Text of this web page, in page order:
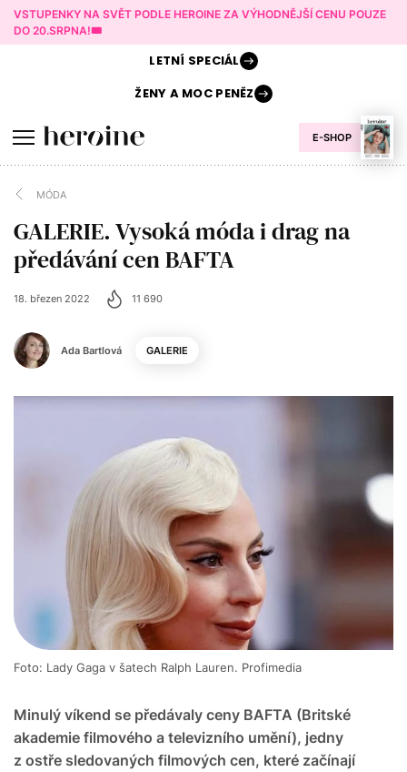
VSTUPENKY NA SVĚT PODLE HEROINE ZA VÝHODNĚJŠÍ CENU POUZE
DO 20.SRPNA!🎟️
E-SHOP
LETNÍ SPECIÁL
ŽENY AMOC PENĚZ
MÓDA
GALERIE. Vysoká móda i drag na
předávání cen BAFTA
Ada Bartlová
18. březen 2022 11 690
GALERIE
Minulý víkend se předávaly ceny BAFTA (Britské
akademie filmového a televizního umění), jedny
z ostře sledovaných filmových cen, které začínají
Foto: Lady Gaga v šatech Ralph Lauren. Profimedia